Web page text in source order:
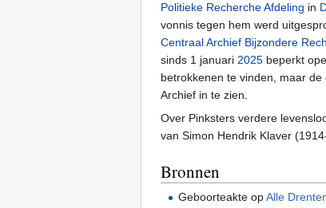
Politieke Recherche Afdeling in
vonnis tegen hem werd
Centraal Archief Bijzondere
sinds 1 januari 2025 beperkt
betrokkenen te vinden, maar
Archief in te zien.
Over Pinksters verdere
van Simon Hendrik Klaver
Bronnen
Geboorteakte opAlle